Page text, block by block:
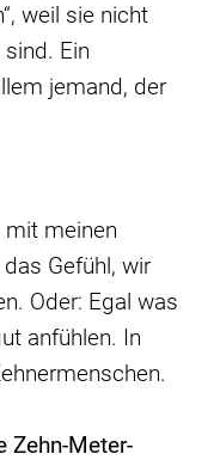
weil sie nicht
Ein
jemand, der
mit meinen
Gefühl, wir
Oder: Egal was
anfühlen. In
Zehn-Meter-